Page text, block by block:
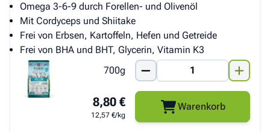
Omega 3-6-9 durch Forellen- und Olivenöl
Mit Cordyceps und Shiitake
Frei von Erbsen, Kartoffeln, Hefen und Getreide
Frei von BHA und BHT, Glycerin, Vitamin K3
700g
8,80 €
12,57 €/kg
Warenkorb